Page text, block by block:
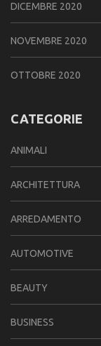
DICEMBRE 2020
NOVEMBRE 2020
OTTOBRE 2020
CATEGORIE
ANIMALI
ARCHITETTURA
ARREDAMENTO
AUTOMOTIVE
BEAUTY
BUSINESS